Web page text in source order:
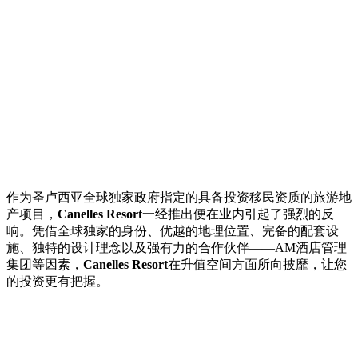
作为圣卢西亚全球独家政府指定的具备投资移民资质的旅游地
产项目， Canelles Resort一经推出便在业内引起了强烈的反
响。凭借全球独家的身份、优越的地理位置、完备的配套设
施、独特的设计理念以及强有力的合作伙伴——AM酒店管理
集团等因素， Canelles Resort在升值空间方面所向披靡，让您
的投资更有把握。